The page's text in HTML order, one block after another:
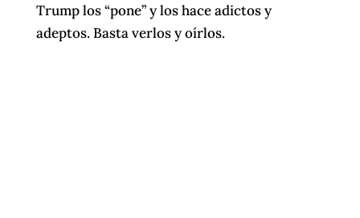
Trump los “pone” y los hace adictos y
adeptos. Basta verlos y oírlos.